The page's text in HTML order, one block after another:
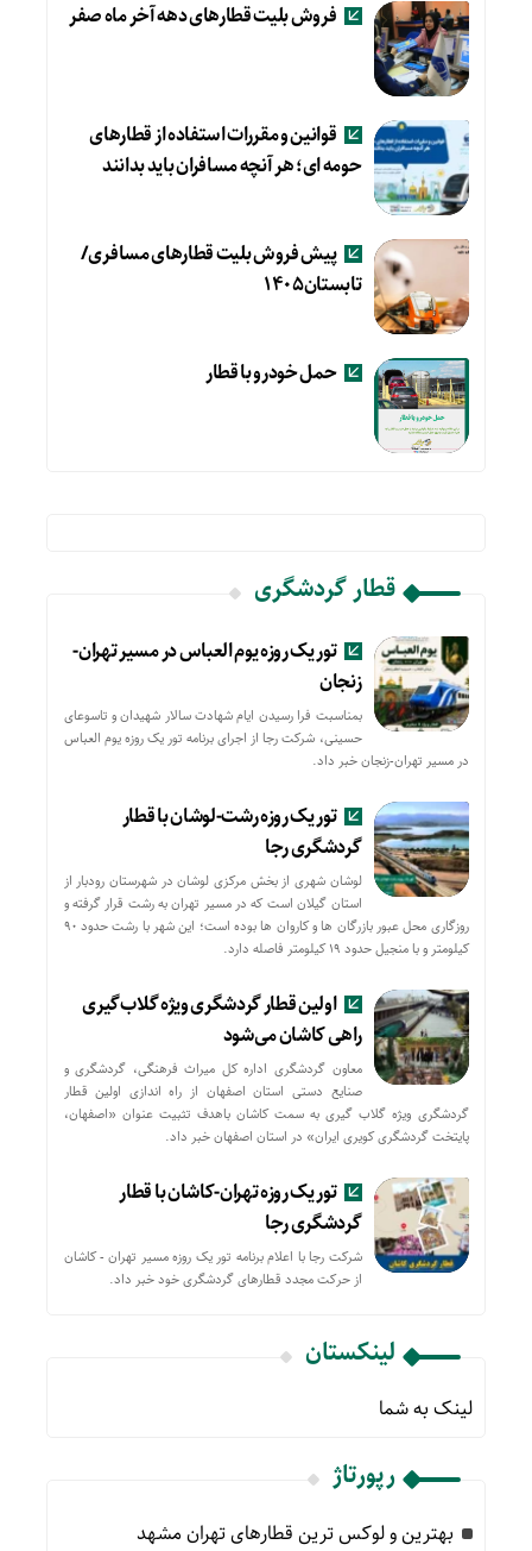
فروش بلیت قطارهای دهه آخر ماه صفر
قوانین و مقررات استفاده از قطارهای
حومه ای؛ هر آنچه مسافران باید بدانند
پیش فروش بلیت قطارهای مسافری/
تابستان۱۴۰۵
حمل خودرو با قطار
قطار گردشگری
تور یک روزه یوم العباس در مسیر تهران-
زنجان
بمناسبت فرا رسیدن ایام شهادت سالار شهیدان و تاسوعای
حسینی، شرکت رجا از اجرای برنامه تور یک روزه یوم العباس
در مسیر تهران-زنجان خبر داد.
تور یک روزه رشت-لوشان با قطار
گردشگری رجا
لوشان شهری از بخش مرکزی لوشان در شهرستان رودبار از
استان گیلان است که در مسیر تهران به رشت قرار گرفته و
روزگاری محل عبور بازرگان ها و کاروان ها بوده است؛ این شهر با رشت حدود ۹۰
کیلومتر و با منجیل حدود ۱۹ کیلومتر فاصله دارد.
اولین قطار گردشگری ویژه گلاب‌گیری
راهی کاشان می‌شود
معاون گردشگری اداره کل میراث فرهنگی، گردشگری و
صنایع دستی استان اصفهان از راه اندازی اولین قطار
گردشگری ویژه گلاب گیری به سمت کاشان باهدف تثبیت عنوان «اصفهان،
پایتخت گردشگری کویری ایران» در استان اصفهان خبر داد.
تور یک روزه تهران-کاشان با قطار
گردشگری رجا
شرکت رجا با اعلام برنامه تور یک روزه مسیر تهران - کاشان
از حركت مجدد قطارهای گردشگری خود خبر داد.
لینکستان
لینک به شما
رپورتاژ
بهترین و لوکس ترین قطارهای تهران مشهد